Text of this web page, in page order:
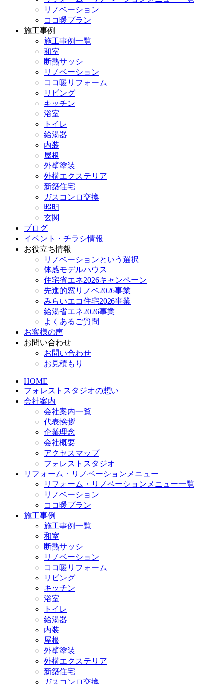
リノベーション
ココ暖プラン
施工事例
施工事例一覧
和室
断熱サッシ
リノベーション
ココ暖リフォーム
リビング
キッチン
浴室
トイレ
給湯器
内装
屋根
外壁塗装
外構エクステリア
新築住宅
ガスコンロ交換
照明
玄関
ブログ
イベント・チラシ情報
お役立ち情報
リノベーションという選択
体感モデルハウス
住宅省エネ2026キャンペーン
先進的窓リノベ2026事業
みらいエコ住宅2026事業
給湯省エネ2026事業
よくあるご質問
お客様の声
お問い合わせ
お問い合わせ
お見積もり
HOME
フォレストスタジオの想い
会社案内
会社案内一覧
代表挨拶
企業理念
会社概要
アクセスマップ
フォレストスタジオ
リフォーム・リノベーションメニュー
リフォーム・リノベーションメニュー一覧
リノベーション
ココ暖プラン
施工事例
施工事例一覧
和室
断熱サッシ
リノベーション
ココ暖リフォーム
リビング
キッチン
浴室
トイレ
給湯器
内装
屋根
外壁塗装
外構エクステリア
新築住宅
ガスコンロ交換